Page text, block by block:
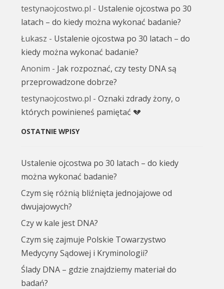
testynaojcostwo.pl - Ustalenie ojcostwa po 30
latach – do kiedy można wykonać badanie?
Łukasz - Ustalenie ojcostwa po 30 latach – do
kiedy można wykonać badanie?
Anonim - Jak rozpoznać, czy testy DNA są
przeprowadzone dobrze?
testynaojcostwo.pl -Oznaki zdrady żony, o
których powinieneś pamiętać 💔
OSTATNIE WPISY
Ustalenie ojcostwa po 30 latach – do kiedy
można wykonać badanie?
Czym się różnią bliźnięta jednojajowe od
dwujajowych?
Czy w kale jest DNA?
Czym się zajmuje Polskie Towarzystwo
Medycyny Sądowej i Kryminologii?
Ślady DNA – gdzie znajdziemy materiał do
badań?